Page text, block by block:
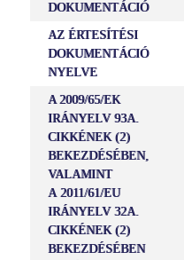
DOKUMENTÁCIÓ
AZ ÉRTESÍTÉSI
DOKUMENTÁCIÓ
NYELVE
A 2009/65/EK
IRÁNYELV 93A.
CIKKÉNEK (2)
BEKEZDÉSÉBEN,
VALAMINT
A 2011/61/EU
IRÁNYELV 32A.
CIKKÉNEK (2)
BEKEZDÉSÉBEN